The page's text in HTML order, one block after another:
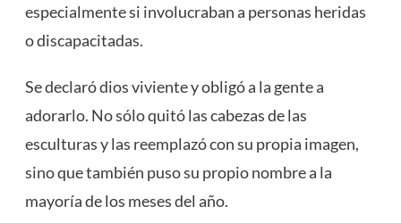
especialmente si involucraban a personas heridas
o discapacitadas.
Se declaró dios viviente y obligó a la gente a
adorarlo. No sólo quitó las cabezas de las
esculturas y las reemplazó con su propia imagen,
sino que también puso su propio nombre a la
mayoría de los meses del año.